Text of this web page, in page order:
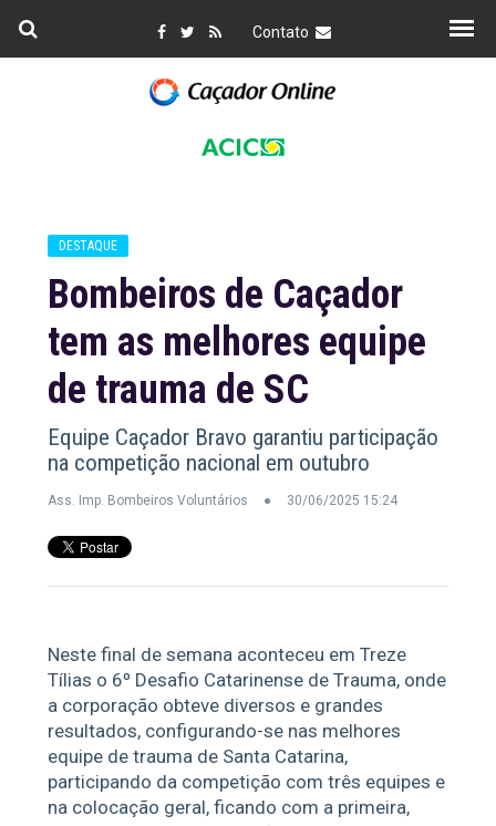
Contato
DESTAQUE
Bombeiros de Caçador
tem as melhores equipe
de trauma de SC
Equipe Caçador Bravo garantiu participação
na competição nacional em outubro
Ass. Imp. Bombeiros Voluntários 30/06/2025 15:24
Neste final de semana aconteceu em Treze
Tílias o 6º Desafio Catarinense de Trauma, onde
a corporação obteve diversos e grandes
resultados, configurando-se nas melhores
equipe de trauma de Santa Catarina,
participando da competição com três equipes e
na colocação geral, ficando com a primeira,